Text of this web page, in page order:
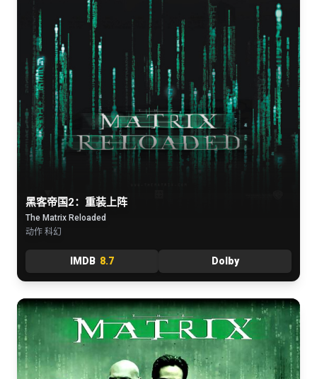
黑客帝国2：重装上阵
The Matrix Reloaded
动作 科幻
IMDB 8.7 Dolby